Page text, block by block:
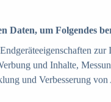
und weltweit
Shops in
in
im Online-Handel in
Daten, um Folgendes
und Inhalte,
und Verbesserung von